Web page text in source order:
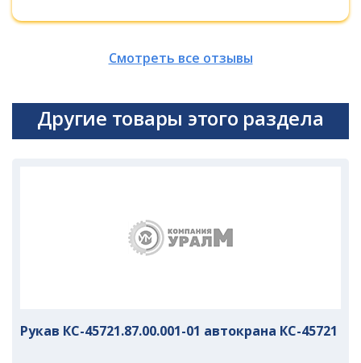
Смотреть все отзывы
Другие товары этого раздела
Рукав КС-45721.87.00.001-01 автокрана КС-45721